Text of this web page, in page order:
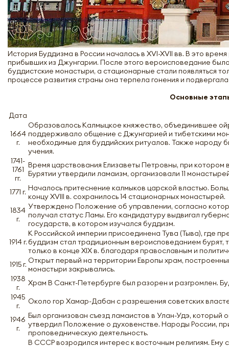
История Буддизма в России началась в XVI-XVII вв. В это
прибывших из Джунгарии. После этого вероисповедание
буддистские монастыри, а стационарные стали появляться
процессе развития страны она терпела гонения и
Основные
Дата
1664
г.
Образовалось Калмыцкое княжество, объединившее
поддерживало общение с Джунгарией и тибетскими
необходимые для буддийских ритуалов. Также
учения.
1741-
1761
гг.
Время царствования Елизаветы Петровны, при котором
Бурятии утвердили ламаизм, организовали 11
1771 г. Началось притеснение калмыков царской властью.
концу XVIII в. сохранилось 14 стационарных монастырей.
1834
г.
Утверждено Положение об управлении, согласно
получал статус Ламы. Его кандидатуру выдвигал
государств, в котором изучался буддизм.
1914 г.
К Российской империи присоединена Тува (Тыва), где
буддизм стал традиционным вероисповеданием бурят,
только в конце XIX в. благодаря православным и
1915 г. Открыт первый на территории Европы храм,
монастыри закрывались.
1938
г.
Храм В Санкт-Петербурге был разорен и разгромлен.
1945
г.
Около гор Хамар-Дабан с разрешения советских
1946
г.
Был организован съезд ламаистов в Улан-Удэ,
утвердил Положение о духовенстве. Народы России,
проповедническую деятельность.
В СССР возродился интерес к восточным религиям. Ему